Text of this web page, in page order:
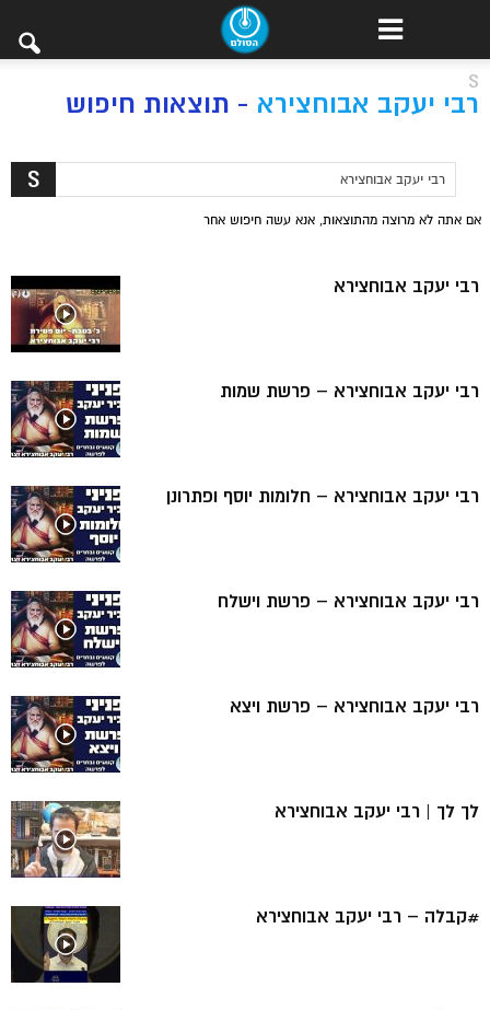
S
רבי יעקב אבוחצירא - תוצאות חיפוש
אם אתה לא מרוצה מהתוצאות, אנא עשה חיפוש אחר
רבי יעקב אבוחצירא
רבי יעקב אבוחצירא – פרשת שמות
רבי יעקב אבוחצירא – חלומות יוסף ופתרונן
רבי יעקב אבוחצירא – פרשת וישלח
רבי יעקב אבוחצירא – פרשת ויצא
לך לך | רבי יעקב אבוחצירא
#קבלה – רבי יעקב אבוחצירא